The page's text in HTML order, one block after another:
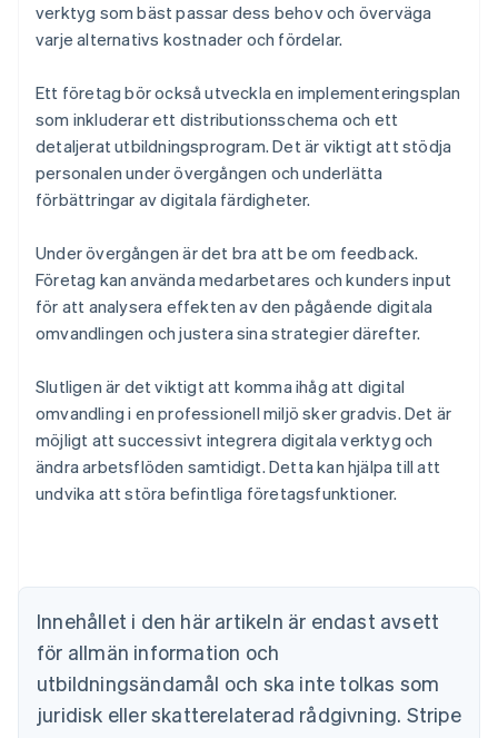
verktyg som bäst passar dess behov och överväga
varje alternativs kostnader och fördelar.
Ett företag bör också utveckla en implementeringsplan
som inkluderar ett distributionsschema och ett
detaljerat utbildningsprogram. Det är viktigt att stödja
personalen under övergången och underlätta
förbättringar av digitala färdigheter.
Under övergången är det bra att be om feedback.
Företag kan använda medarbetares och kunders input
för att analysera effekten av den pågående digitala
omvandlingen och justera sina strategier därefter.
Slutligen är det viktigt att komma ihåg att digital
omvandling i en professionell miljö sker gradvis. Det är
möjligt att successivt integrera digitala verktyg och
ändra arbetsflöden samtidigt. Detta kan hjälpa till att
undvika att störa befintliga företagsfunktioner.
Innehållet i den här artikeln är endast avsett
för allmän information och
utbildningsändamål och ska inte tolkas som
juridisk eller skatterelaterad rådgivning. Stripe
Australien
English
Belgien
Bulgarien
Cypern
English
English
Estland